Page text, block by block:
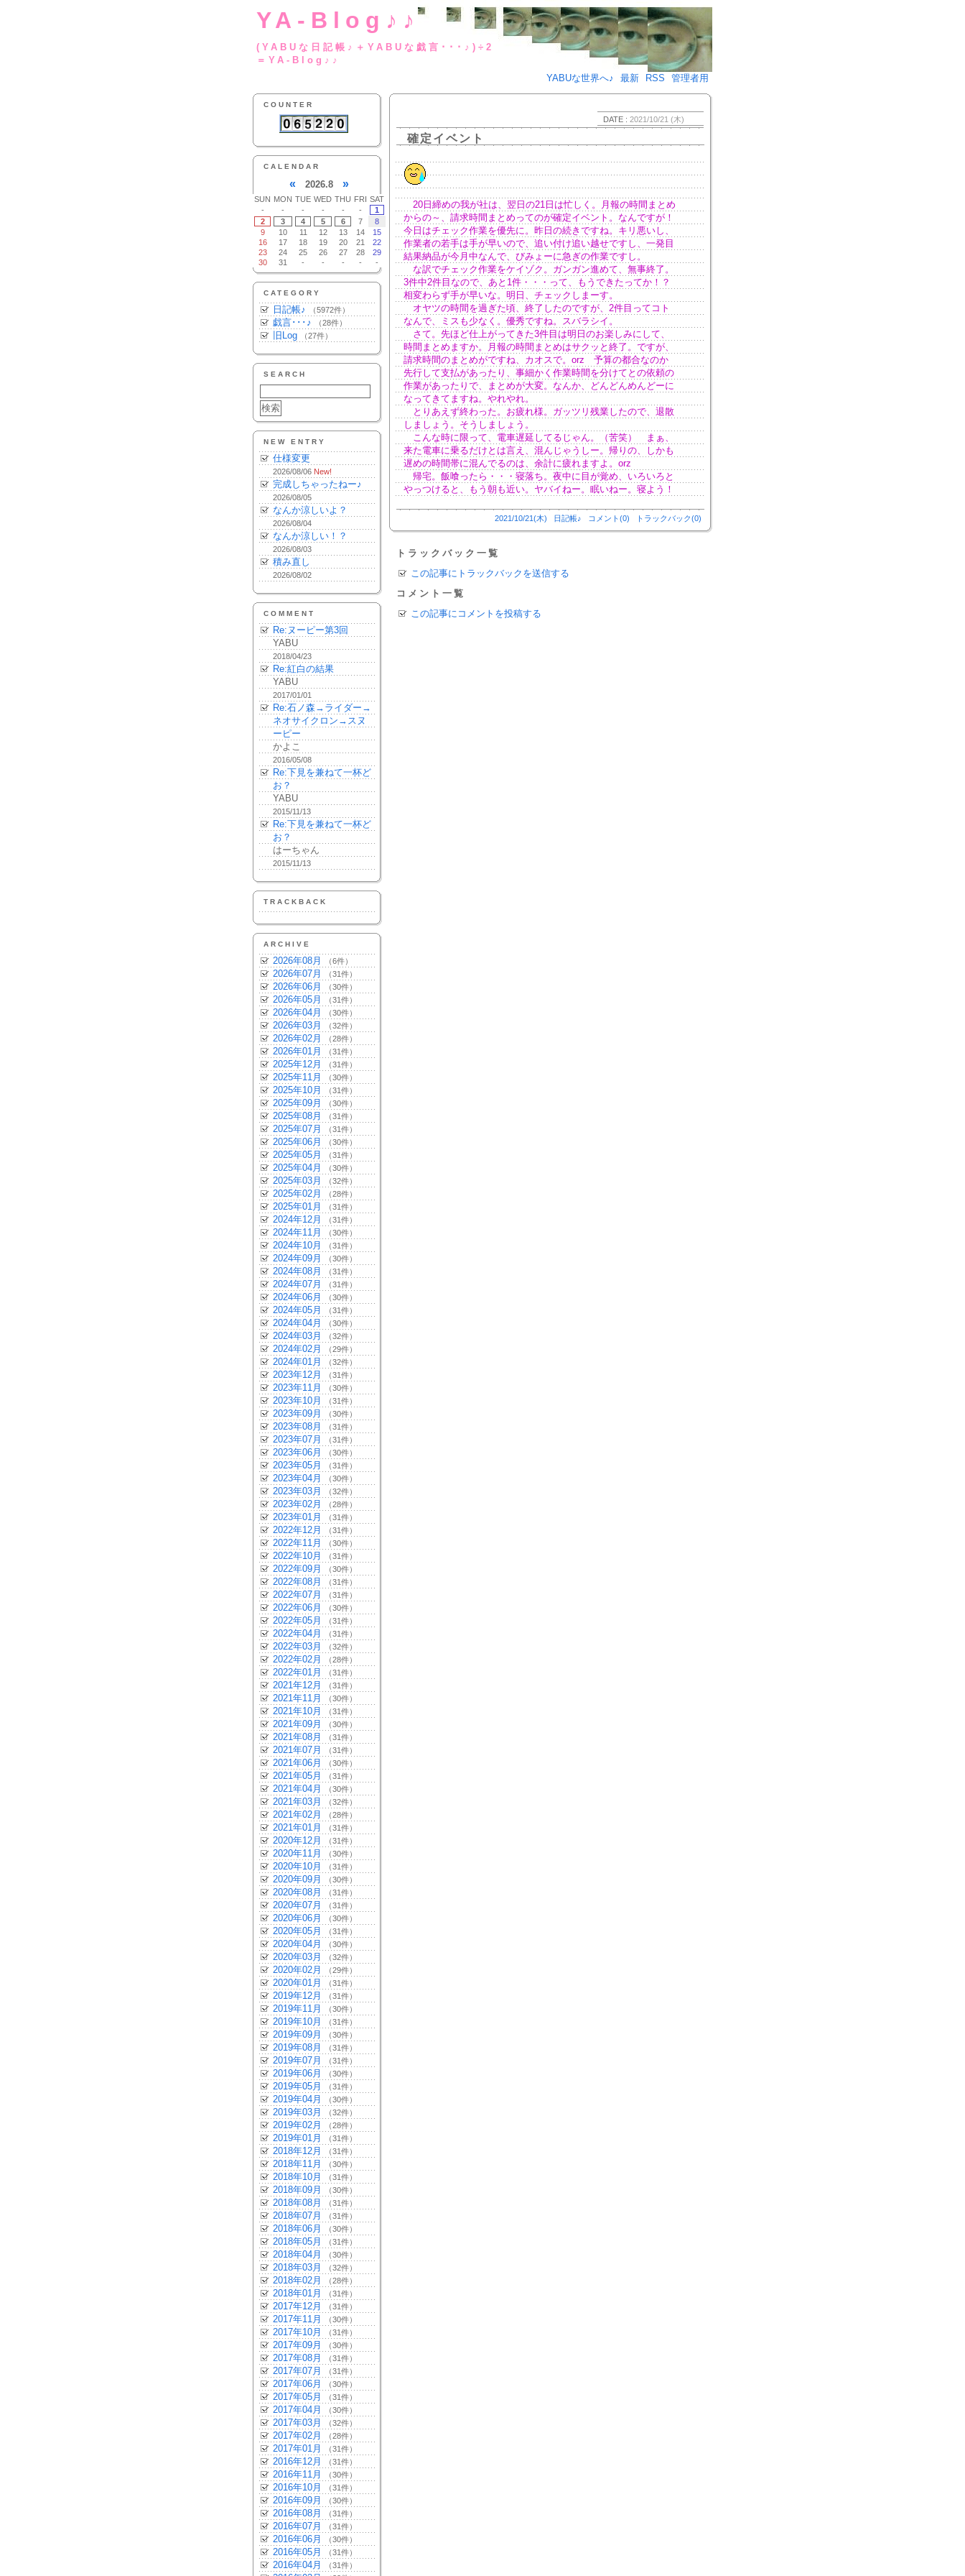
YA-Blog♪♪
(YABUな日記帳♪＋YABUな戯言･･･♪)÷2
＝YA-Blog♪♪
YABUな世界へ♪
最新 RSS 管理者用
COUNTER
CALENDAR
« 2026.8 »
SUN MON TUE WED THU FRI SAT
-
- - - - -
1
2
3 4 5 6 7
8
9
10 11 12 13 14
15
16
17 18 19 20 21
22
23
24 25 26 27 28
29
30
31 - - - - -
CATEGORY
日記帳♪ （5972件）
戯言･･･♪ （28件）
旧Log （27件）
SEARCH
NEW ENTRY
仕様変更
2026/08/06 New!
完成しちゃったねー♪
2026/08/05
なんか涼しいよ？
2026/08/04
なんか涼しい！？
2026/08/03
積み直し
2026/08/02
COMMENT
Re:ヌーピー第3回
YABU
2018/04/23
Re:紅白の結果
YABU
2017/01/01
Re:石ノ森→ライダー→
ネオサイクロン→スヌ
ーピー
かよこ
2016/05/08
Re:下見を兼ねて一杯ど
お？
YABU
2015/11/13
Re:下見を兼ねて一杯ど
お？
はーちゃん
2015/11/13
TRACKBACK
ARCHIVE
2026年08月 （6件）
2026年07月 （31件）
2026年06月 （30件）
2026年05月 （31件）
2026年04月 （30件）
2026年03月 （32件）
2026年02月 （28件）
2026年01月 （31件）
2025年12月 （31件）
2025年11月 （30件）
2025年10月 （31件）
2025年09月 （30件）
2025年08月 （31件）
2025年07月 （31件）
2025年06月 （30件）
2025年05月 （31件）
2025年04月 （30件）
2025年03月 （32件）
2025年02月 （28件）
2025年01月 （31件）
2024年12月 （31件）
2024年11月 （30件）
2024年10月 （31件）
2024年09月 （30件）
2024年08月 （31件）
2024年07月 （31件）
2024年06月 （30件）
2024年05月 （31件）
2024年04月 （30件）
2024年03月 （32件）
2024年02月 （29件）
2024年01月 （32件）
2023年12月 （31件）
2023年11月 （30件）
2023年10月 （31件）
2023年09月 （30件）
2023年08月 （31件）
2023年07月 （31件）
2023年06月 （30件）
2023年05月 （31件）
2023年04月 （30件）
2023年03月 （32件）
2023年02月 （28件）
2023年01月 （31件）
2022年12月 （31件）
2022年11月 （30件）
2022年10月 （31件）
2022年09月 （30件）
2022年08月 （31件）
2022年07月 （31件）
2022年06月 （30件）
2022年05月 （31件）
2022年04月 （31件）
2022年03月 （32件）
2022年02月 （28件）
2022年01月 （31件）
2021年12月 （31件）
2021年11月 （30件）
2021年10月 （31件）
2021年09月 （30件）
2021年08月 （31件）
2021年07月 （31件）
2021年06月 （30件）
2021年05月 （31件）
2021年04月 （30件）
2021年03月 （32件）
2021年02月 （28件）
2021年01月 （31件）
2020年12月 （31件）
2020年11月 （30件）
2020年10月 （31件）
2020年09月 （30件）
2020年08月 （31件）
2020年07月 （31件）
2020年06月 （30件）
2020年05月 （31件）
2020年04月 （30件）
2020年03月 （32件）
2020年02月 （29件）
2020年01月 （31件）
2019年12月 （31件）
2019年11月 （30件）
2019年10月 （31件）
2019年09月 （30件）
2019年08月 （31件）
2019年07月 （31件）
2019年06月 （30件）
2019年05月 （31件）
2019年04月 （30件）
2019年03月 （32件）
2019年02月 （28件）
2019年01月 （31件）
2018年12月 （31件）
2018年11月 （30件）
2018年10月 （31件）
2018年09月 （30件）
2018年08月 （31件）
2018年07月 （31件）
2018年06月 （30件）
2018年05月 （31件）
2018年04月 （30件）
2018年03月 （32件）
2018年02月 （28件）
2018年01月 （31件）
2017年12月 （31件）
2017年11月 （30件）
2017年10月 （31件）
2017年09月 （30件）
2017年08月 （31件）
2017年07月 （31件）
2017年06月 （30件）
2017年05月 （31件）
2017年04月 （30件）
2017年03月 （32件）
2017年02月 （28件）
2017年01月 （31件）
2016年12月 （31件）
2016年11月 （30件）
2016年10月 （31件）
2016年09月 （30件）
2016年08月 （31件）
2016年07月 （31件）
2016年06月 （30件）
2016年05月 （31件）
2016年04月 （31件）
DATE : 2021/10/21 (木)
確定イベント
20日締めの我が社は、翌日の21日は忙しく。月報の時間まとめ
からの～、請求時間まとめってのが確定イベント。なんですが！
今日はチェック作業を優先に。昨日の続きですね。キリ悪いし、
作業者の若手は手が早いので、追い付け追い越せですし、一発目
結果納品が今月中なんで、びみょーに急ぎの作業ですし。
な訳でチェック作業をケイゾク。ガンガン進めて、無事終了。
3件中2件目なので、あと1件・・・って、もうできたってか！？
相変わらず手が早いな。明日、チェックしまーす。
オヤツの時間を過ぎた頃、終了したのですが、2件目ってコト
なんで、ミスも少なく。優秀ですね。スバラシイ。
さて。先ほど仕上がってきた3件目は明日のお楽しみにして、
時間まとめますか。月報の時間まとめはサクッと終了。ですが、
請求時間のまとめがですね、カオスで。orz 予算の都合なのか
先行して支払があったり、事細かく作業時間を分けてとの依頼の
作業があったりで、まとめが大変。なんか、どんどんめんどーに
なってきてますね。やれやれ。
とりあえず終わった。お疲れ様。ガッツリ残業したので、退散
しましょう。そうしましょう。
こんな時に限って、電車遅延してるじゃん。（苦笑） まぁ、
来た電車に乗るだけとは言え、混んじゃうしー。帰りの、しかも
遅めの時間帯に混んでるのは、余計に疲れますよ。orz
帰宅。飯喰ったら・・・寝落ち。夜中に目が覚め、いろいろと
やっつけると、もう朝も近い。ヤバイねー。眠いねー。寝よう！
2021/10/21(木) 日記帳♪ コメント(0) トラックバック(0)
トラックバック一覧
この記事にトラックバックを送信する
コメント一覧
この記事にコメントを投稿する